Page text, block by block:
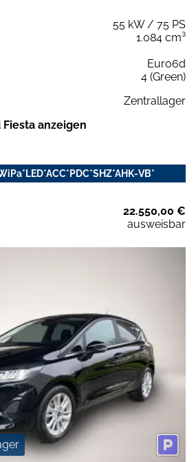
55 kW / 75 PS
1.084 cm³
Euro6d
4 (Green)
Zentrallager
anzeigen
VB*
22.550,00 €
ausweisbar